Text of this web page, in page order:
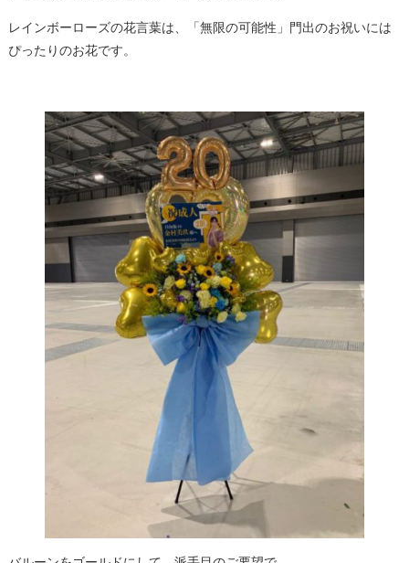
レインボーローズの花言葉は、「無限の可能性」門出のお祝いには
ぴったりのお花です。